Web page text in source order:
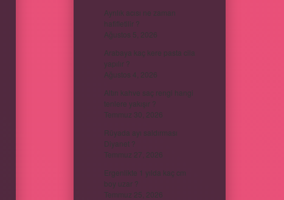
Ayrılık acısı ne zaman
hafifletilir ?
Ağustos 5, 2026
Arabaya kaç kere pasta cila
yapılır ?
Ağustos 4, 2026
Altın kahve saç rengi hangi
tenlere yakışır ?
Temmuz 30, 2026
Rüyada ayı saldırması
Diyanet ?
Temmuz 27, 2026
Ergenlikte 1 yılda kaç cm
boy uzar ?
Temmuz 25, 2026